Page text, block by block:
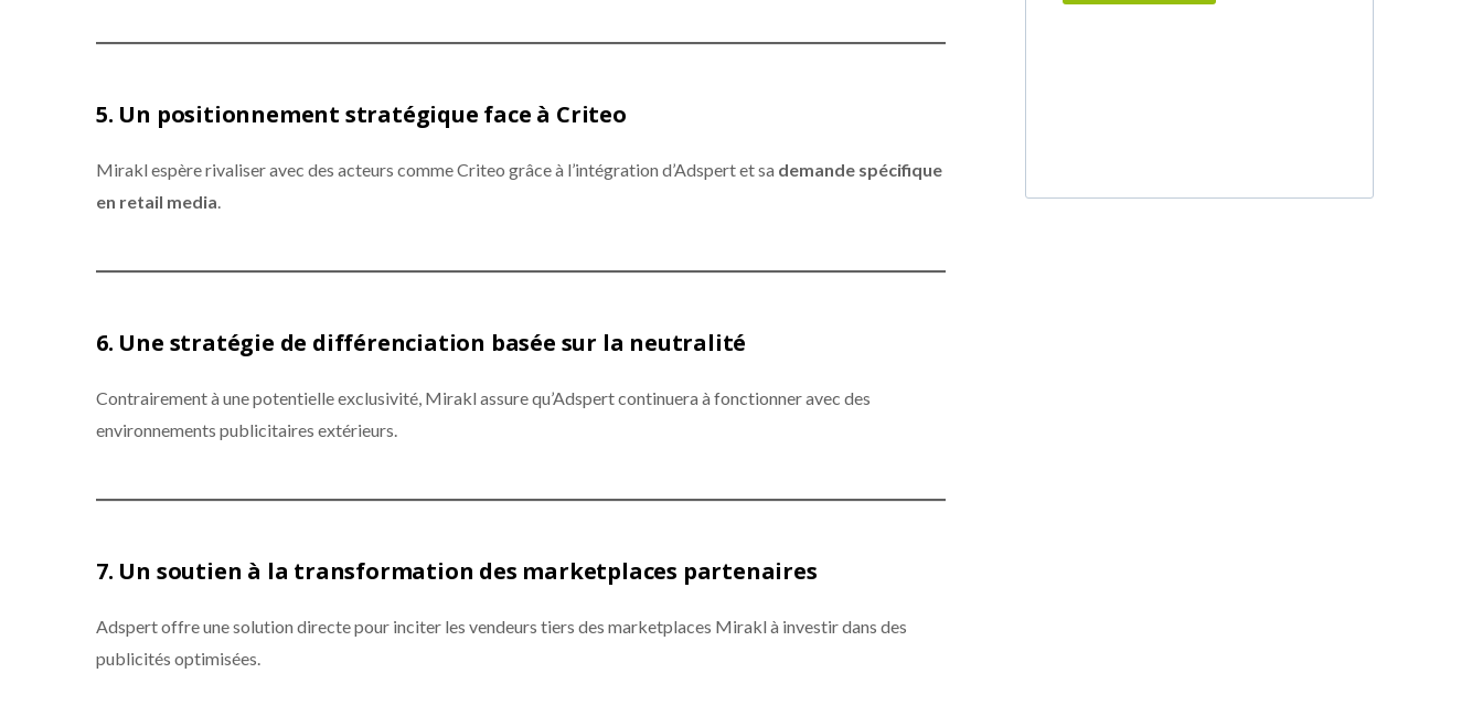
5. Un positionnement stratégique face à Criteo
Mirakl espère rivaliser avec des acteurs comme Criteo grâce à l’intégration d’Adspert et sa demande spécifique
en retail media.
6. Une stratégie de différenciation basée sur la neutralité
Contrairement à une potentielle exclusivité, Mirakl assure qu’Adspert continuera à fonctionner avec des
environnements publicitaires extérieurs.
7. Un soutien à la transformation des marketplaces partenaires
Adspert offre une solution directe pour inciter les vendeurs tiers des marketplaces Mirakl à investir dans des
publicités optimisées.